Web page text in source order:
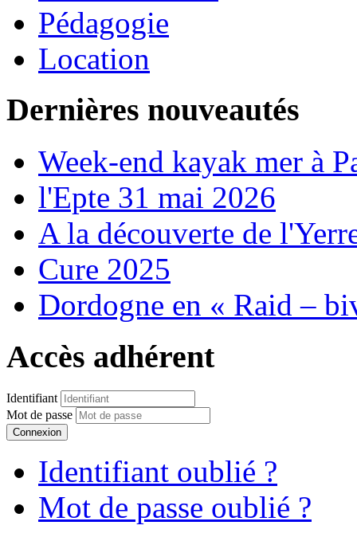
Pédagogie
Location
Dernières nouveautés
Week-end kayak mer à
l'Epte 31 mai 2026
A la découverte de
Cure 2025
Dordogne en « Raid –
Accès adhérent
Identifiant
Mot de passe
Connexion
Identifiant oublié ?
Mot de passe oublié ?